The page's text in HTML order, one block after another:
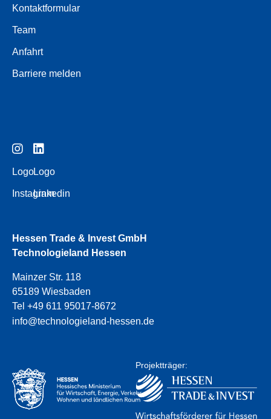
Kontaktformular
Team
Anfahrt
Barriere melden
Logo
Instagram
Logo
Linkedin
Hessen Trade & Invest GmbH
Technologieland Hessen
Mainzer Str. 118
65189 Wiesbaden
Tel +49 611 95017-8672
info@technologieland-hessen.de
Projektträger: